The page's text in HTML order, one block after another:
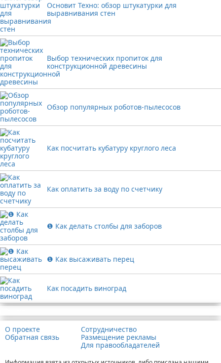
Основит Техно: обзор штукатурки для
выравнивания стен
Выбор технических пропиток для
конструкционной древесины
Обзор популярных роботов-пылесосов
Как посчитать кубатуру круглого леса
Как оплатить за воду по счетчику
❶ Как делать столбы для заборов
❶ Как высаживать перец
Как посадить виноград
О проекте
Обратная связь
Сотрудничество
Размещение рекламы
Для правообладателей